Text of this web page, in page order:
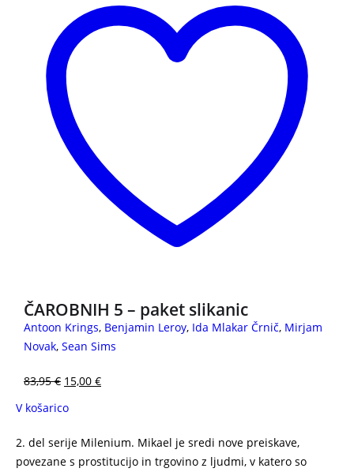
ČAROBNIH 5 – paket slikanic
Antoon Krings, Benjamin Leroy, Ida Mlakar Črnič, Mirjam
Novak, Sean Sims
83,95€ 15,00 €
V košarico
2. del serije Milenium. Mikael je sredi nove preiskave,
povezane s prostitucijo in trgovino z ljudmi, v katero so